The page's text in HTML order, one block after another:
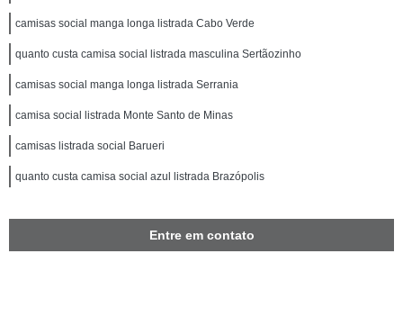
camisas social manga longa listrada Cabo Verde
quanto custa camisa social listrada masculina Sertãozinho
camisas social manga longa listrada Serrania
camisa social listrada Monte Santo de Minas
camisas listrada social Barueri
quanto custa camisa social azul listrada Brazópolis
Entre em contato